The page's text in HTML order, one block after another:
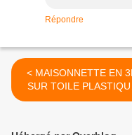
Répondre
< MAISONNETTE EN 3D
SUR TOILE PLASTIQUE
CHEZ FLO BRICOLE